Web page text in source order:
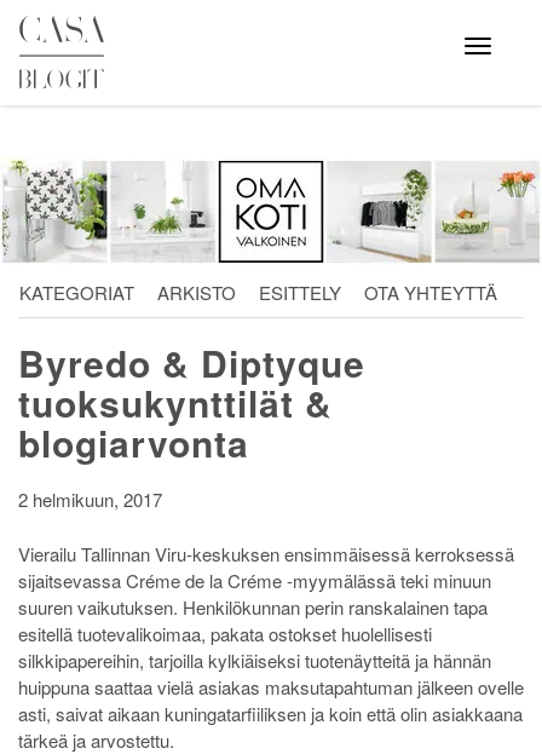
Skip
content
Avaa
valikko
KATEGORIAT ARKISTO ESITTELY OTA YHTEYTTÄ
Byredo & Diptyque
tuoksukynttilät &
blogiarvonta
2 helmikuun, 2017
Vierailu Tallinnan Viru-keskuksen ensimmäisessä kerroksessä
sijaitsevassa Créme de la Créme -myymälässä teki minuun
suuren vaikutuksen. Henkilökunnan perin ranskalainen tapa
esitellä tuotevalikoimaa, pakata ostokset huolellisesti
silkkipapereihin, tarjoilla kylkiäiseksi tuotenäytteitä ja hännän
huippuna saattaa vielä asiakas maksutapahtuman jälkeen ovelle
asti, saivat aikaan kuningatarfiiliksen ja koin että olin asiakkaana
tärkeä ja arvostettu.